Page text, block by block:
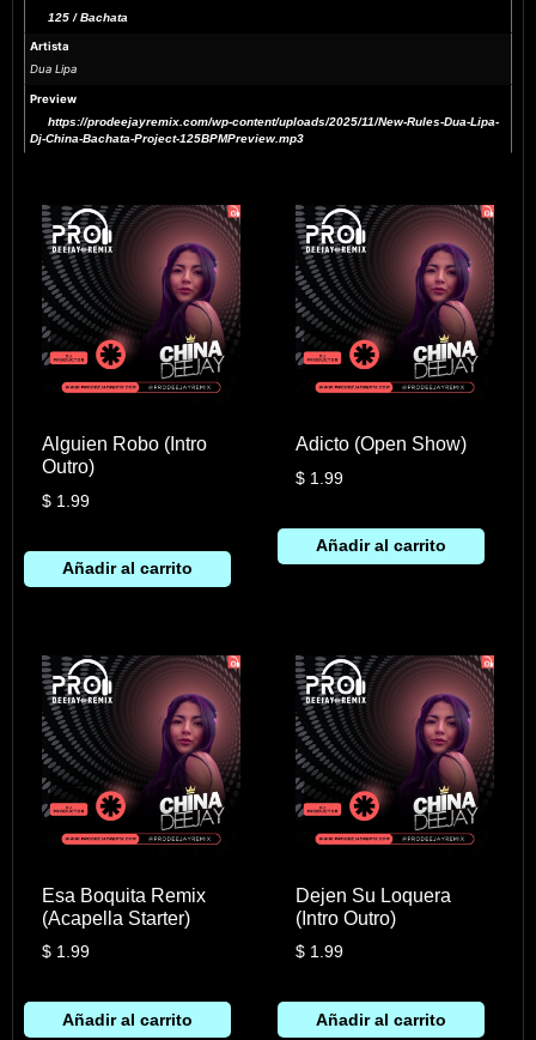
125 / Bachata
Artista
Dua Lipa
Preview
https://prodeejayremix.com/wp-content/uploads/2025/11/New-Rules-Dua-Lipa-
Dj-China-Bachata-Project-125BPMPreview.mp3
Alguien Robo (Intro
Outro)
$1.99
Añadir al carrito
Adicto (Open Show)
$ 1.99
Añadir al carrito
Esa Boquita Remix
(Acapella Starter)
$1.99
Añadir al carrito
Dejen Su Loquera
(Intro Outro)
$ 1.99
Añadir al carrito